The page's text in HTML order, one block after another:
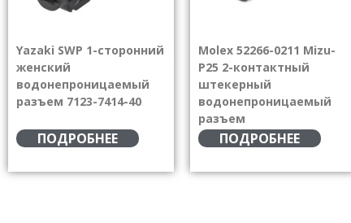
Yazaki SWP 1-сторонний
женский
водонепроницаемый
разъем 7123-7414-40
ПОДРОБНЕЕ
Molex 52266-0211 Mizu-
P25 2-контактный
штекерный
водонепроницаемый
разъем
ПОДРОБНЕЕ